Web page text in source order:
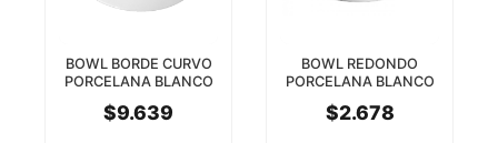
BOWL BORDE CURVO
PORCELANA BLANCO
$9.639
BOWL REDONDO
PORCELANA BLANCO
$2.678